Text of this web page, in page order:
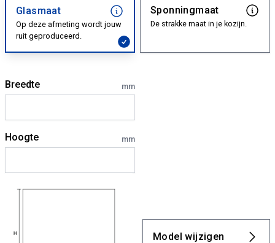
Glasmaat
Op deze afmeting wordt jouw
ruit geproduceerd.
Sponningmaat
De strakke maat in je kozijn.
Breedte mm
Hoogte mm
Model wijzigen